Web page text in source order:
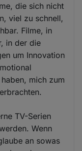
die sich nicht
viel zu schnell,
Filme, in
in der die
um Innovation
mich zum
TV-Serien
Wenn
an sowas